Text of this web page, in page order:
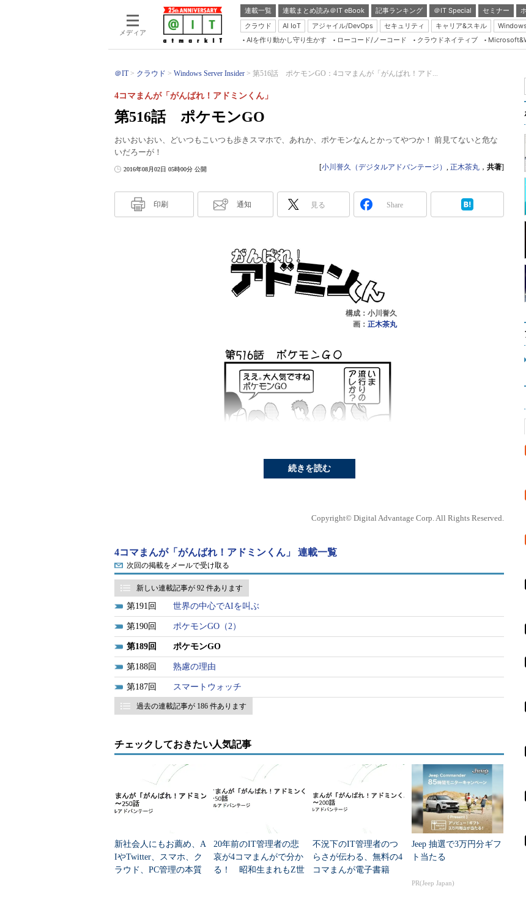
メディア
連載一覧 連載まとめ読み＠IT eBook 記事ランキング ＠IT Special セミナー
クラウド
AI IoT アジャイル/DevOps セキュリティ キャリア&スキル
Server &
Database
Linux ＆ OSS
Master of IP
Security & Trust
AIを作り動かし守り生かす ローコード/ノーコード クラウドネイティブ
＠IT クラウド Windows Server Insider 第516話 ポケモンGO：4コマまんが「がんばれ！アド...
第516話 ポケモンGO
4コマまんが「がんばれ！アドミンくん」
おいおいおい、どいつもこいつも歩きスマホで、あれか、ポケモンなんとかってやつか！ 前見てないと危な
いだろーが！
2016年08月02日 05時00分 公開 [小川誉久（デジタルアドバンテージ） , 正木茶丸 ， 共著]
印刷 通知 見る Share
構成：小川誉久
画： 正木茶丸
続きを読む
Copyright© Digital Advantage Corp. All Rights Reserved.
4コマまんが「がんばれ！アドミンくん」 連載一覧
次回の掲載をメールで受け取る
新しい連載記事が 92 件あります
191 世界の中心でAIを叫ぶ
190 ポケモンGO（2）
189 ポケモンGO
188 熟慮の理由
187 スマートウォッチ
過去の連載記事が 186 件あります
チェックしておきたい人気記事
新社会人にもお薦め、A
IやTwitter、スマホ、ク
ラウド、PC管理の本質
20年前のIT管理者の悲
哀が4コマまんがで分か
る！ 昭和生まれもZ世
不況下のIT管理者のつ
らさが伝わる、無料の4
コマまんが電子書籍
Jeep 抽選で3万円分ギフ
ト当たる
PR(Jeep Japan)